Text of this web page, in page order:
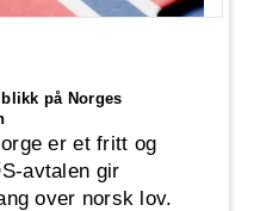
på Norges
er et fritt og
avtalen gir
over norsk lov.